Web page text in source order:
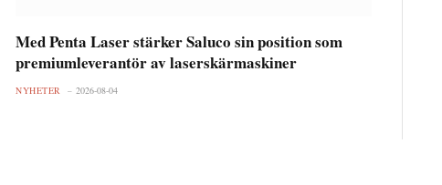
Med Penta Laser stärker Saluco sin position som
premiumleverantör av laserskärmaskiner
NYHETER 2026-08-04